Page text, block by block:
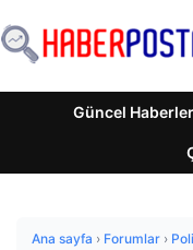
Güncel Haberler
Ana sayfa › Forumlar ›